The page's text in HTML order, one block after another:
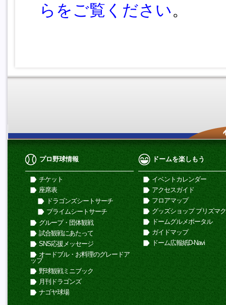
らをご覧ください。
プロ野球情報
チケット
座席表
ドラゴンズシートサーチ
プライムシートサーチ
グループ・団体観戦
試合観戦にあたって
SNS応援メッセージ
オードブル・お料理のグレードア
ップ
野球観戦ミニブック
月刊ドラゴンズ
ナゴヤ球場
ドームを楽しもう
イベントカレンダー
アクセスガイド
フロアマップ
グッズショップ プリズマ
ドームグルメポータル
ガイドマップ
ドーム広報紙D-Navi